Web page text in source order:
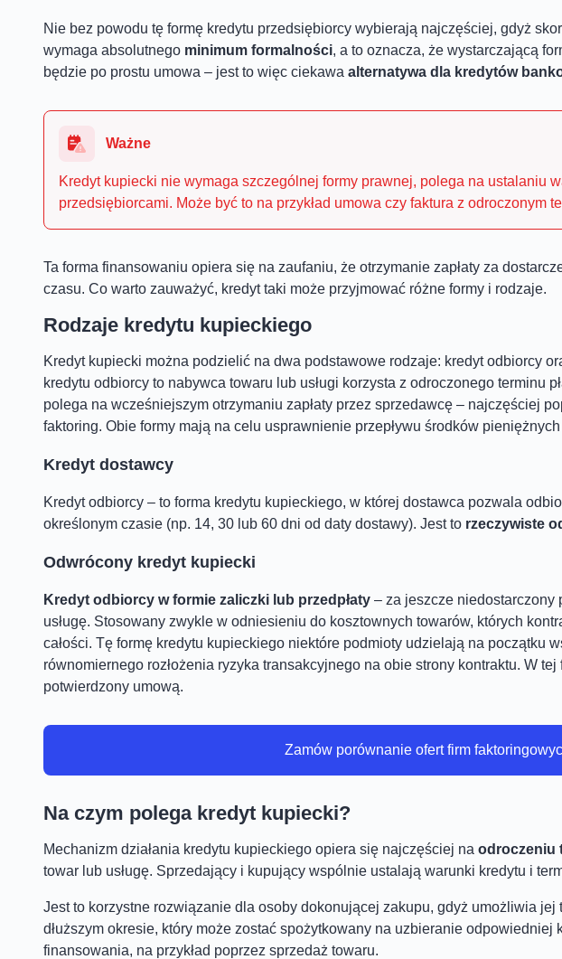
Nie bez powodu tę formę kredytu przedsiębiorcy wybierają najczęściej, gdyż
wymaga absolutnego minimum formalności, a to oznacza, że wystarczającą
będzie po prostu umowa – jest to więc ciekawa alternatywa dla kredytów
Ważne
Kredyt kupiecki nie wymaga szczególnej formy prawnej, polega na ustalaniu
przedsiębiorcami. Może być to na przykład umowa czy faktura z odroczonym
Ta forma finansowaniu opiera się na zaufaniu, że otrzymanie zapłaty za
czasu. Co warto zauważyć, kredyt taki może przyjmować różne formy i rodzaje.
Rodzaje kredytu kupieckiego
Kredyt kupiecki można podzielić na dwa podstawowe rodzaje: kredyt odbiorcy
kredytu odbiorcy to nabywca towaru lub usługi korzysta z odroczonego terminu
polega na wcześniejszym otrzymaniu zapłaty przez sprzedawcę – najczęściej
faktoring. Obie formy mają na celu usprawnienie przepływu środków
Kredyt dostawcy
Kredyt odbiorcy – to forma kredytu kupieckiego, w której dostawca pozwala
określonym czasie (np. 14, 30 lub 60 dni od daty dostawy). Jest to rzeczywiste
Odwrócony kredyt kupiecki
Kredyt odbiorcy w formie zaliczki lub przedpłaty – za jeszcze niedostarczony
usługę. Stosowany zwykle w odniesieniu do kosztownych towarów, których
całości. Tę formę kredytu kupieckiego niektóre podmioty udzielają na początku
równomiernego rozłożenia ryzyka transakcyjnego na obie strony kontraktu. W
potwierdzony umową.
Zamów porównanie ofert firm
Na czym polega kredyt kupiecki?
Mechanizm działania kredytu kupieckiego opiera się najczęściej na odroczeniu
towar lub usługę. Sprzedający i kupujący wspólnie ustalają warunki kredytu i
Jest to korzystne rozwiązanie dla osoby dokonującej zakupu, gdyż umożliwia
dłuższym okresie, który może zostać spożytkowany na uzbieranie odpowiedniej
finansowania, na przykład poprzez sprzedaż towaru.